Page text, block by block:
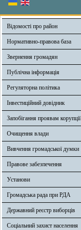
Відомості про район
Нормативно-правова база
Звернення громадян
Публічна інформація
Регуляторна політика
Інвестиційний довідник
Запобігання проявам корупції
Очищення влади
Вивчення громадської думки
Правове забезпечення
Установи
Громадська рада при РДА
Державний реєстр виборців
Соціальний захист населення